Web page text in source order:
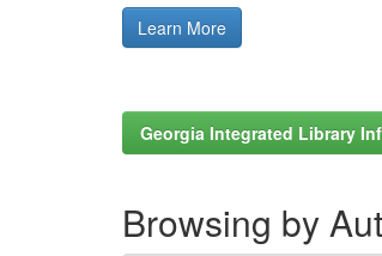
Learn More
Georgia Integrated Library
Browsing by